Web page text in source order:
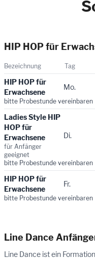
HIP HOP für
Bezeichnung Tag
HIP HOP für
Erwachsene
Mo.
bitte Probestunde vereinbaren
Ladies Style HIP
HOP für
Erwachsene
für Anfänger
geeignet
Di.
bitte Probestunde vereinbaren
HIP HOP für
Erwachsene
Fr.
bitte Probestunde vereinbaren
Line Dance
Line Dance ist ein